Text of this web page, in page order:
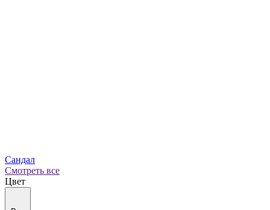
Сандал
Смотреть все
Цвет